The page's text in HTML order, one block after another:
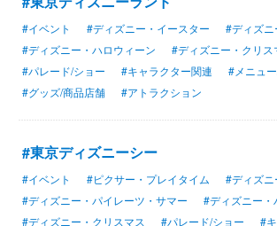
#イベント #ディズニー・イースター
#ディズニ
#ディズニー・ハロウィーン
#ディズニー・クリス
#パレード/ショー
#キャラクター関連
#メニュ
#グッズ/商品店舗
#アトラクション
#東京ディズニーシー
#イベント #ピクサー・プレイタイム
#ディズ
#ディズニー・パイレーツ・サマー
#ディズニー・
#ディズニー・クリスマス
#パレード/ショー
#